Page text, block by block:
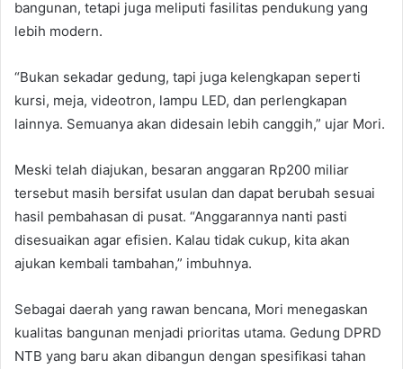
bangunan, tetapi juga meliputi fasilitas pendukung yang
lebih modern.
“Bukan sekadar gedung, tapi juga kelengkapan seperti
kursi, meja, videotron, lampu LED, dan perlengkapan
lainnya. Semuanya akan didesain lebih canggih,” ujar Mori.
Meski telah diajukan, besaran anggaran Rp200 miliar
tersebut masih bersifat usulan dan dapat berubah sesuai
hasil pembahasan di pusat. “Anggarannya nanti pasti
disesuaikan agar efisien. Kalau tidak cukup, kita akan
ajukan kembali tambahan,” imbuhnya.
Sebagai daerah yang rawan bencana, Mori menegaskan
kualitas bangunan menjadi prioritas utama. Gedung DPRD
NTB yang baru akan dibangun dengan spesifikasi tahan